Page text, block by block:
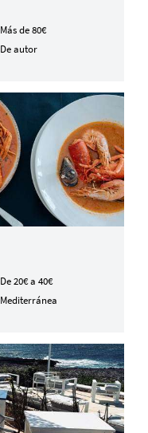
Más de 80€
De autor
De 20€ a 40€
Mediterránea